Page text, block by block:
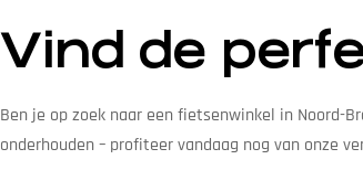
Vind de
Ben je op zoek naar een fietsenwinkel in Noord-
onderhouden – profiteer vandaag nog van onze